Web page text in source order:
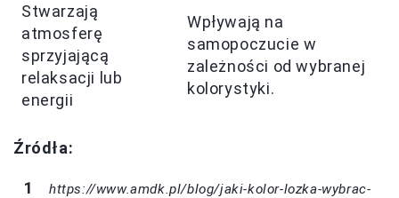
Stwarzają
atmosferę
sprzyjającą
relaksacji lub
energii
Wpływają na
samopoczucie w
zależności od wybranej
kolorystyki.
Źródła:
https://www.amdk.pl/blog/jaki-kolor-lozka-wybrac-